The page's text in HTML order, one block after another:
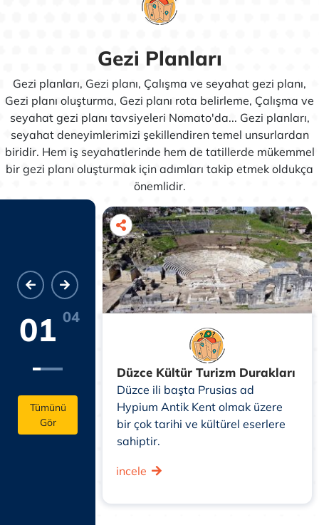
Gezi Planları
Gezi planları, Gezi planı, Çalışma ve seyahat gezi planı,
Gezi planı oluşturma, Gezi planı rota belirleme, Çalışma ve
seyahat gezi planı tavsiyeleri Nomato'da... Gezi planları,
seyahat deneyimlerimizi şekillendiren temel unsurlardan
biridir. Hem iş seyahatlerinde hem de tatillerde mükemmel
bir gezi planı oluşturmak için adımları takip etmek oldukça
önemlidir.
01 04
Tümünü
Gör
doğal ve
Düzce Kültür Turizm Durakları
Düzce ili başta Prusias ad
Hypium Antik Kent olmak üzere
bir çok tarihi ve kültürel eserlere
sahiptir.
incele